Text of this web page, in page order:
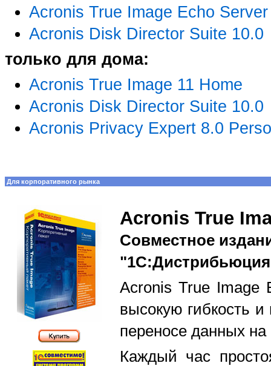
Acronis True Image Echo
Acronis Disk Director Suite 10.0
только для дома:
Acronis True Image 11 Home
Acronis Disk Director Suite 10.0
Acronis Privacy Expert 8.0
Для корпоративного рынка
Acronis True
Совместное
Acronis True Image
высокую гибкость
переносе данных
Каждый час